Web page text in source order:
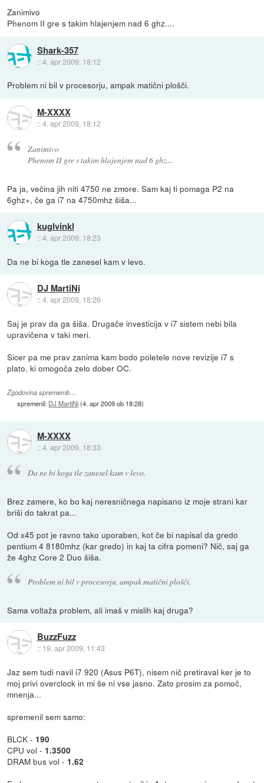
Zanimivo
Phenom II gre s takim hlajenjem nad 6 ghz....
Shark-357
::4. apr 2009, 18:12
Problem ni bil v procesorju, ampak matični plošči.
M-XXXX
::4. apr 2009, 18:12
Zanimivo
Phenom II gre s takim hlajenjem nad 6 ghz....
Pa ja, večina jih niti 4750 ne zmore. Sam kaj ti pomaga P2 na
6ghz+, če ga i7 na 4750mhz šiša...
kuglvinkl
::4. apr 2009, 18:23
Da ne bi koga tle zanesel kam v levo.
DJ MartiNi
::4. apr 2009, 18:26
Saj je prav da ga šiša. Drugače investicija v i7 sistem nebi bila
upravičena v taki meri.
Sicer pa me prav zanima kam bodo poletele nove revizije i7 s
plato, ki omogoča zelo dober OC.
Zgodovina sprememb…
spremenil: DJ MartiNi(4. apr 2009 ob 18:28)
M-XXXX
::4. apr 2009, 18:33
Da ne bi koga tle zanesel kam v levo.
Brez zamere, ko bo kaj neresničnega napisano iz moje strani kar
briši do takrat pa...
Od x45 pot je ravno tako uporaben, kot če bi napisal da gredo
pentium 4 8180mhz (kar gredo) in kaj ta cifra pomeni? Nič, saj ga
že 4ghz Core 2 Duo šiša.
Problem ni bil v procesorju, ampak matični plošči.
Sama voltaža problem, ali imaš v mislih kaj druga?
BuzzFuzz
:: 19. apr 2009, 11:43
Jaz sem tudi navil i7 920 (Asus P6T), nisem nič pretiraval ker je to
moj privi overclock in mi še ni vse jasno. Zato prosim za pomoč,
mnenja...
spremenil sem samo:
BLCK - 190
CPU vol - 1.3500
DRAM bus vol - 1.62